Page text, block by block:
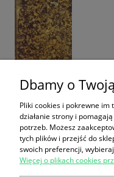
Dryfujące
Dbamy o
Pliki cookies i pokrewne
działanie strony i
potrzeb. Możesz
tych plików i przejść do
swoich preferencji,
Więcej o plikach cookies